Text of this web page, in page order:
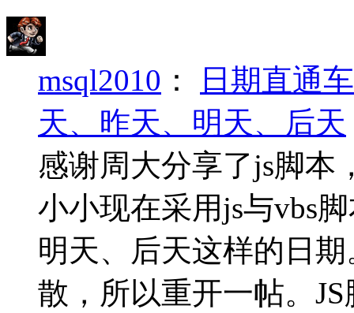
msql2010 ：
日期直通
天、昨天、明天、后天
感谢周大分享了js脚本
小小现在采用js与vbs
明天、后天这样的日
散，所以重开一帖。